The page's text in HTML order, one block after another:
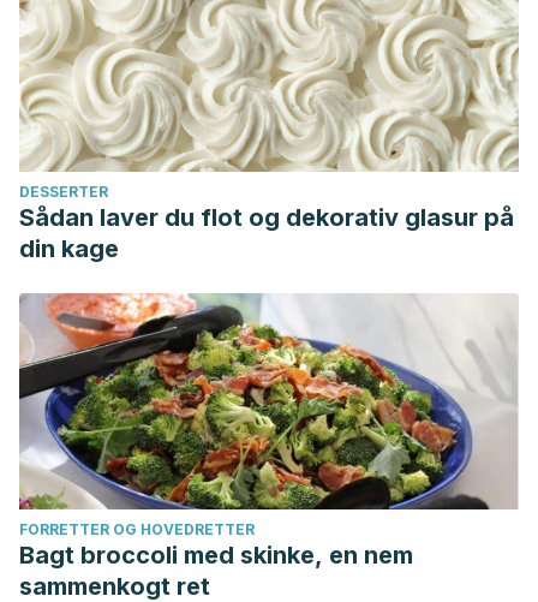
DESSERTER
Sådan laver du flot og dekorativ glasur på
din kage
FORRETTER OG HOVEDRETTER
Bagt broccoli med skinke, en nem
sammenkogt ret